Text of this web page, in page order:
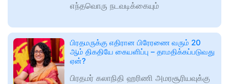
எந்தவொரு நடவடிக்கையும்
பிரதமருக்கு எதிரான பிரேரணை வரும் 20
ஆம் திகதியே கையளிப்பு – தாமதிக்கப்படுவது
ஏன்?
பிரதமர் கலாநிதி ஹரிணி அமரசூரியவுக்கு